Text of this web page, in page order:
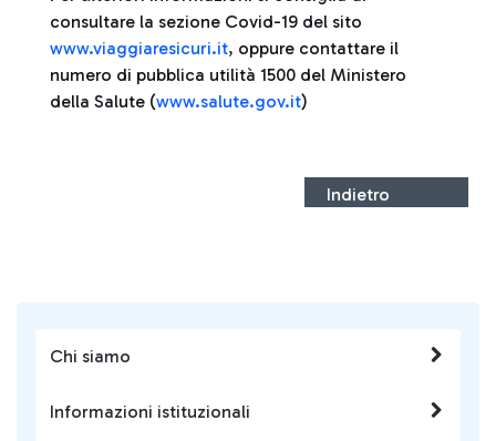
Chi siamo
Informazioni istituzionali
consultare la sezione Covid-19 del sito
www.viaggiaresicuri.it, oppure contattare il
numero di pubblica utilità 1500 del Ministero
della Salute (www.salute.gov.it)
Indietro